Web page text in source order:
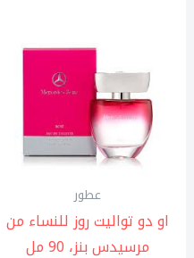
عطور
او دو تواليت روز للنساء من
مرسيدس بنز، 90 مل